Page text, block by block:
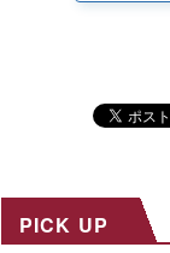
PICK UP